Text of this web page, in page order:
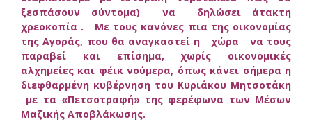
ξεσπάσουν σύντομα) να δηλώσει άτακτη
χρεοκοπία . Με τους κανόνες πια της οικονομίας
της Αγοράς, που θα αναγκαστεί η χώρα να τους
παραβεί και επίσημα, χωρίς οικονομικές
αλχημείες και φέικ νούμερα, όπως κάνει σήμερα η
διεφθαρμένη κυβέρνηση του Κυριάκου Μητσοτάκη
με τα «Πετσοτραφή» της φερέφωνα των Μέσων
Μαζικής Αποβλάκωσης.